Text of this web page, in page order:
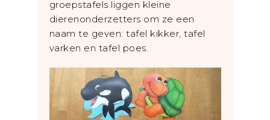
groepstafels liggen kleine
dierenonderzetters om ze een
naam te geven: tafel kikker, tafel
varken en tafel poes.